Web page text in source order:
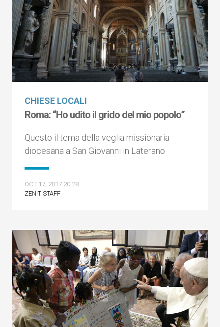
CHIESE LOCALI
Roma: “Ho udito il grido del mio popolo”
Questo il tema della veglia missionaria
diocesana a San Giovanni in Laterano
OCT 17, 2017 20:28
ZENIT STAFF